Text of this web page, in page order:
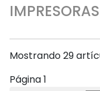
IMPRESORAS
Mostrando 29
Página 1